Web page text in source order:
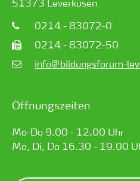
0214 - 83072-0
0214 - 83072-50
info@bildungsforum-
Öffnungszeiten
Mo-Do 9.00 - 12.00 Uhr
Mo, Di, Do 16.30 - 19.00